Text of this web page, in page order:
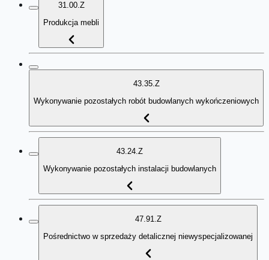
31.00.Z
Produkcja mebli
43.35.Z
Wykonywanie pozostałych robót budowlanych wykończeniowych
43.24.Z
Wykonywanie pozostałych instalacji budowlanych
47.91.Z
Pośrednictwo w sprzedaży detalicznej niewyspecjalizowanej